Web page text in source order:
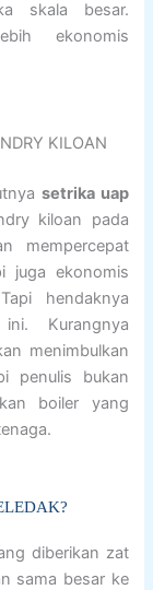
skala besar.
ekonomis
KILOAN
setrika uap
kiloan pada
mempercepat
juga ekonomis
hendaknya
Kurangnya
menimbulkan
penulis bukan
boiler yang
diberikan zat
sama besar ke